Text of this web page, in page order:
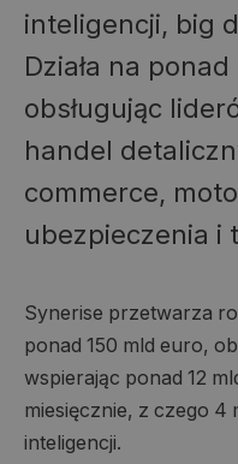
inteligencji, big
Działa na
obsługując
handel
commerce,
ubezpieczenia i
Synerise przetwarza
ponad 150 mld euro,
wspierając ponad 12
miesięcznie, z czego 4
inteligencji.